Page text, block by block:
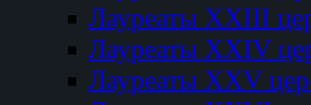
Лауреаты XXIII
Лауреаты XXIV
Лауреаты XXV